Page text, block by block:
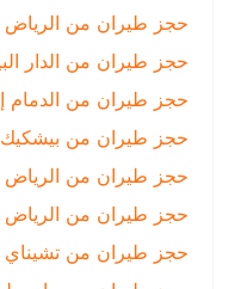
حجز طيران من الرياض إلى
حجز طيران من الدار البيضاء
حجز طيران من الدمام إلى
حجز طيران من بيشكيك إلى
حجز طيران من الرياض إلى
حجز طيران من الرياض إلى
حجز طيران من تشيناي إلى